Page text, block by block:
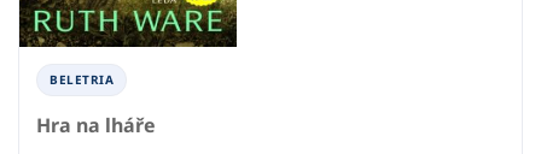
BELETRIA
Hra na lháře